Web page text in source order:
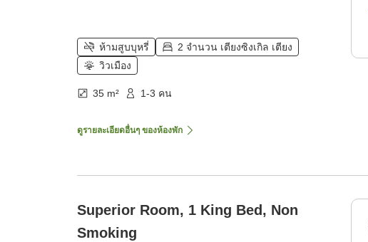
ห้ามสูบบุหรี่
2 จำนวน เตียงซิงเกิล เตียง
วิวเมือง
35 m² 1-3 คน
ดูรายละเอียดอื่นๆ ของห้องพัก
Superior Room, 1 King Bed, Non
Smoking